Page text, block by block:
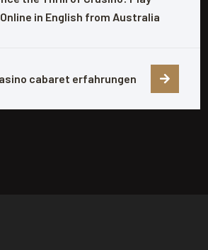
in English from Australia
cabaret erfahrungen